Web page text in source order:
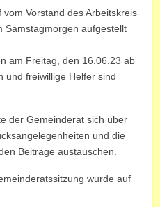
Vorstand des Arbeitskreis
Samstagmorgen aufgestellt
am Freitag, den 16.06.23 ab
und freiwillige Helfer sind
der Gemeinderat sich über
und die
Beiträge austauschen.
wurde auf